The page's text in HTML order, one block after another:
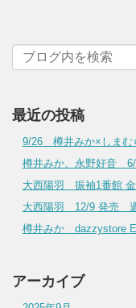
最近の投稿
9/26 樽井みか×しま
樽井みか、永野好音 6/
大西陽羽 振袖1番館
大西陽羽 12/9 発売
樽井みか dazzystore
アーカイブ